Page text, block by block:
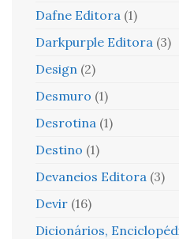
Dafne Editora (1)
Darkpurple Editora (3)
Design (2)
Desmuro (1)
Desrotina (1)
Destino (1)
Devaneios Editora (3)
Devir (16)
Dicionários,